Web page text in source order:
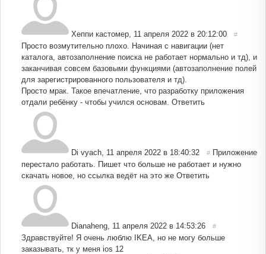
Хеппи кастомер 11 апреля 2022 в 20:12:00 #
Просто возмутительно плохо. Начиная с навигации (нет
каталога, автозаполнение поиска не работает нормально и тд), и
заканчивая совсем базовыми функциями (автозаполнение полей
для зарегистрированного пользователя и тд).
Просто мрак. Такое впечатление, что разработку приложения
отдали ребёнку - чтобы учился основам. Ответить
Di vyach 11 апреля 2022 в 18:40:32 # Приложение
перестало работать. Пишет что больше не работает и нужно
скачать новое, но ссылка ведёт на это же Ответить
Dianaheng 11 апреля 2022 в 14:53:26 #
Здравствуйте! Я очень люблю IKEA, но не могу больше
заказывать, тк у меня ios 12